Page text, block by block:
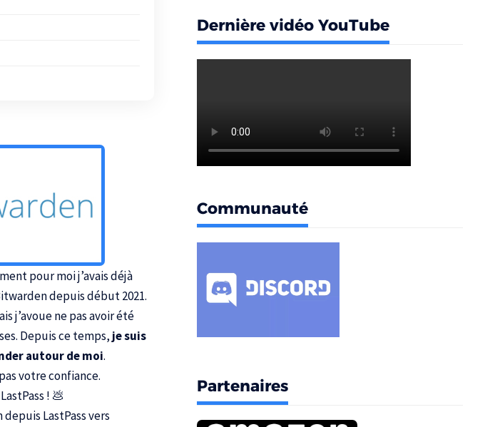
pour moij’avais déjà
depuis début 2021.
j’avoue ne pas avoir été
Depuis ce temps, je suis
autour de moi.
votre confiance.
! 💩
LastPass vers
Dernière vidéo YouTube
Communauté
Partenaires